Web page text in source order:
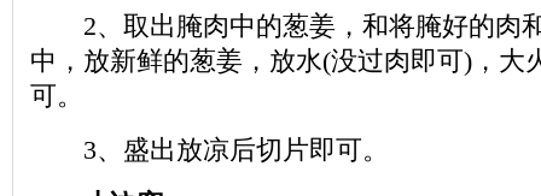
2、取出腌肉中的葱姜，和将腌好的肉
中，放新鲜的葱姜，放水(没过肉即可)，大
可。
3、盛出放凉后切片即可。